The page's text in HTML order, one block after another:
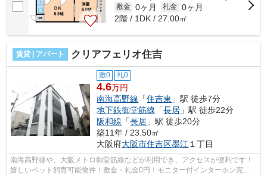
敷金 0ヶ月 礼金 0ヶ月
2階 / 1DK / 27.00㎡
賃貸 | アパート クリアフェリオ住吉
敷0 礼0
4.6万円
南海高野線 「住吉東 」駅 徒歩7分
地下鉄御堂筋線 「長居 」駅 徒歩22分
阪和線 「長居 」駅 徒歩20分
築11年 / 23.50㎡
大阪府大阪市住吉区墨江 １丁目
南海高野線や、大阪メトロ御堂筋線などが利用でき、アクセスが便利です！
嬉しいペット飼育可能物件！敷金・礼金0円！モニター付インターホン完備